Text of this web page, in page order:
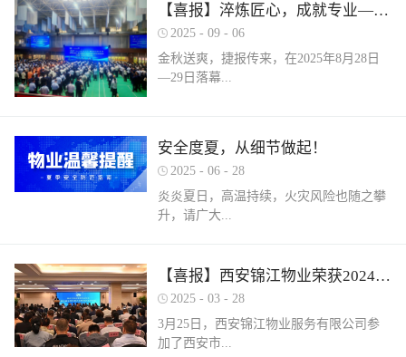
【喜报】淬炼匠心，成就专业——西安锦江物业在“锦天物业杯”技能竞赛中斩获佳绩
2025 - 09 - 06
金秋送爽，捷报传来，在2025年8月28日
—29日落幕...
业职业技能竞赛中， 西安锦江物业服务有
限公司的选手们表现卓越，凭借扎实的理
论知识、精湛的操作技能和临危不乱的现
场发挥，在物业管理师、电工、消防设施
市住房和城乡建设局指导、市物业管理行
业协会主办，是全市物业管理行业一年一
度规格最高、水平最强、影响最广的职业
技能盛会。本次竞赛，共有来自全市60余
家物业企业的1300余名物业从业人员参
安全度夏，从细节做起！
2025 - 06 - 28
炎炎夏日，高温持续，火灾风险也随之攀
升，请广大...
业主做好夏季安全防范工作。风险在于防
范，平安才是幸福！西安锦江物业提醒
夏季高温，引发火灾事故占比较高，空
调、冰箱、电风扇等大功率电器的使用频
【喜报】西安锦江物业荣获2024年度优秀单位、全市技能竞赛优秀个人及优秀组织单位多项荣誉
2025 - 03 - 28
3月25日，西安锦江物业服务有限公司参
加了西安市...